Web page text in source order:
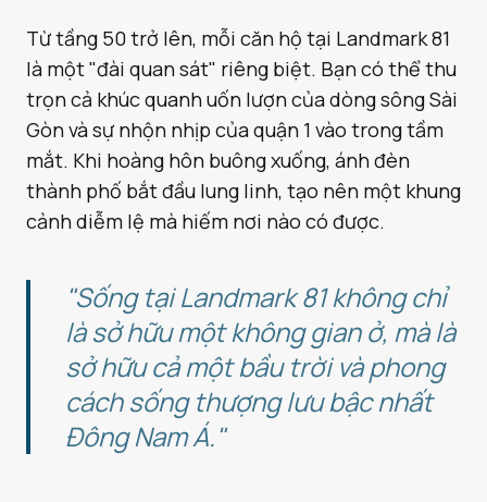
Từ tầng 50 trở lên, mỗi căn hộ tại Landmark 81
là một "đài quan sát" riêng biệt. Bạn có thể thu
trọn cả khúc quanh uốn lượn của dòng sông Sài
Gòn và sự nhộn nhịp của quận 1 vào trong tầm
mắt. Khi hoàng hôn buông xuống, ánh đèn
thành phố bắt đầu lung linh, tạo nên một khung
cảnh diễm lệ mà hiếm nơi nào có được.
"Sống tại Landmark 81 không chỉ
là sở hữu một không gian ở, mà là
sở hữu cả một bầu trời và phong
cách sống thượng lưu bậc nhất
Đông Nam Á."